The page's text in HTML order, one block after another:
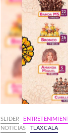
SLIDER
NOTICIAS
TLAXCALA